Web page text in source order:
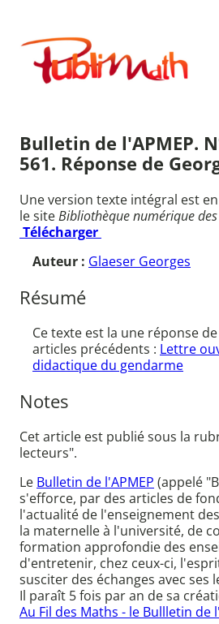
contenu
Publimath
Bulletin de l'APMEP.
561. Réponse de
Une version texte intégral est
le siteBibliothèque numérique des
Télécharger
Auteur : Glaeser Georges
Résumé
Ce texte est la une réponse
articles précédents : Lettre
didactique du gendarme
Notes
Cet article est publié sous la
lecteurs".
Le Bulletin de l'APMEP (appelé
s'efforce, par des articles de
l'actualité de l'enseignement
la maternelle à l'université, de
formation approfondie des
d'entretenir, chez ceux-ci,
susciter des échanges avec ses
Il paraît 5 fois par an de sa
Au Fil des Maths - le Bullletin de